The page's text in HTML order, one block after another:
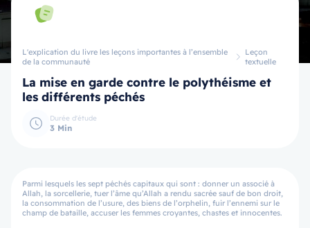
L'explication du livre les leçons importantes à l’ensemble
de la communauté
Leçon
textuelle
La mise en garde contre le polythéisme et
les différents péchés
Durée d'étude
3 Min
Parmi lesquels les sept péchés capitaux qui sont : donner un associé à
Allah, la sorcellerie, tuer l’âme qu’Allah a rendu sacrée sauf de bon droit,
la consommation de l’usure, des biens de l’orphelin, fuir l’ennemi sur le
champ de bataille, accuser les femmes croyantes, chastes et innocentes.